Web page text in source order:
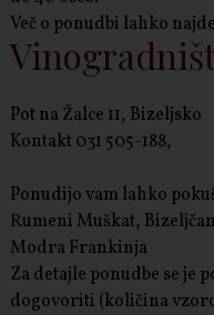
Več o ponudbi lahko
Pot na Žalce 11, Bizeljsko
Kontakt 031 505-188,
Ponudijo vam lahko
Rumeni Muškat,
Modra Frankinja
Za detajle ponudbe se
dogovoriti (količina